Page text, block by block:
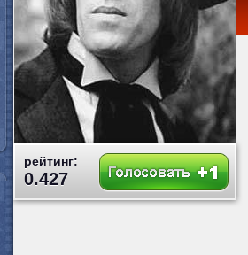
рейтинг:
0.427